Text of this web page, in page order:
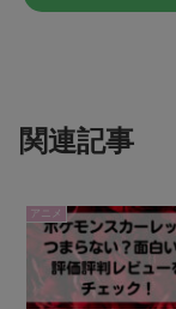
関連記事
アニメ